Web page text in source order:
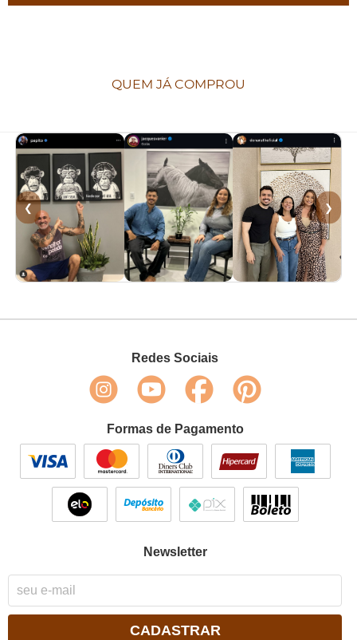
QUEM JÁ COMPROU
❮ ❯
Redes Sociais
Formas de Pagamento
Newsletter
CADASTRAR